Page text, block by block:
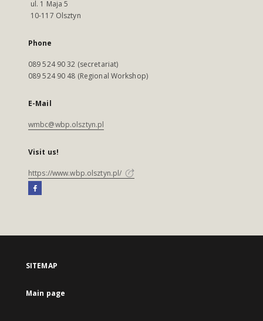
ul. 1 Maja 5
10-117 Olsztyn
Phone
089 524 90 32 (secretariat)
089 524 90 48 (Regional Workshop)
E-Mail
wmbc@wbp.olsztyn.pl
Visit us!
https://www.wbp.olsztyn.pl/
SITEMAP
Main page